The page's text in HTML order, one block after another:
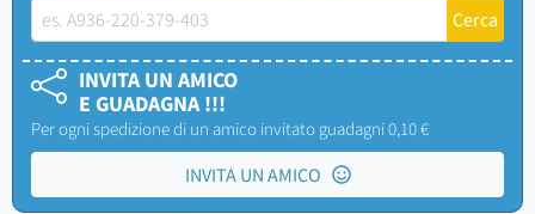
INVITA UN AMICO
E GUADAGNA !!!
Per ogni spedizione di un amico invitato guadagni 0,10 €
INVITA UN AMICO